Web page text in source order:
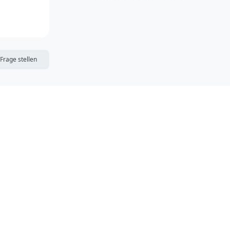
MERKLISTE
Frage stellen